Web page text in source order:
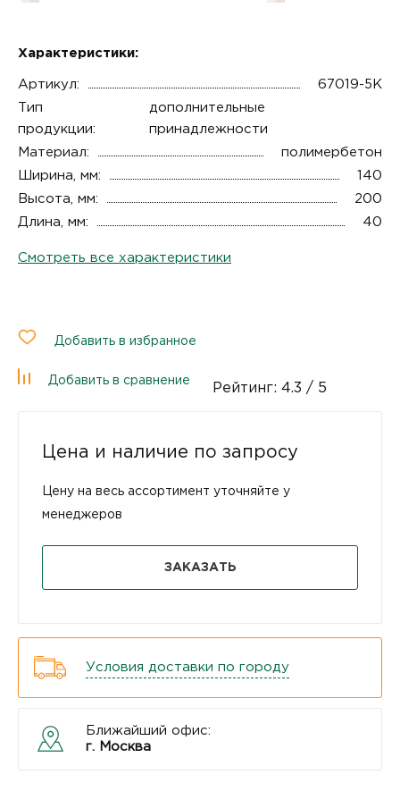
Характеристики:
Артикул:
67019-5К
Тип
продукции:
дополнительные
принадлежности
Материал:
полимербетон
Ширина, мм:
140
Высота, мм:
200
Длина, мм:
40
Смотреть все характеристики
Добавить в избранное
Добавить в сравнение
Рейтинг: 4.3 / 5
Цена и наличие по запросу
Цену на весь ассортимент уточняйте у
менеджеров
ЗАКАЗАТЬ
Условия доставки по городу
Ближайший офис:
г. Москва